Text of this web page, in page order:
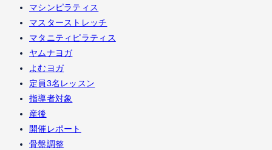
マシンピラティス
マスターストレッチ
マタニティピラティス
ヤムナヨガ
よむヨガ
定員3名レッスン
指導者対象
産後
開催レポート
骨盤調整